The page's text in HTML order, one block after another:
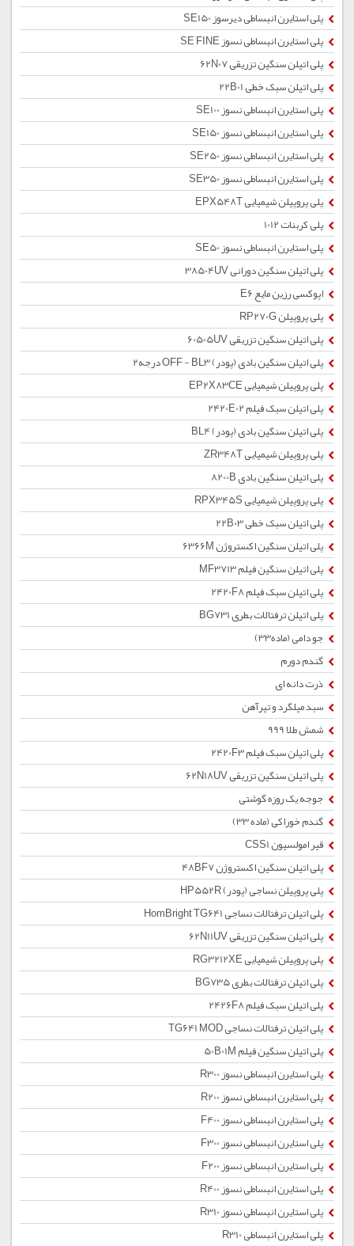
پلی استایرن انبساطی دیرسوز SE150
پلی استایرن انبساطی نسوز SE FINE
پلی اتیلن سنگین تزریقی 62N07
پلی اتیلن سبک خطی 22B01
پلی استایرن انبساطی نسوز SE100
پلی استایرن انبساطی نسوز SE150
پلی استایرن انبساطی نسوز SE250
پلی استایرن انبساطی نسوز SE350
پلی پروپیلن شیمیایی EPX548T
پلی کربنات 1012
پلی استایرن انبساطی نسوز SE50
پلی اتیلن سنگین دورانی 38504UV
اپوکسی رزین مایع E6
پلی پروپیلن RP270G
پلی اتیلن سنگین تزریقی 60505UV
پلی اتیلن سنگین بادی (پودر) OFF - BL3 درجه2
پلی پروپیلن شیمیایی EP2X83CE
پلی اتیلن سبک فیلم 2420E02
پلی اتیلن سنگین بادی (پودر) BL4
پلی پروپیلن شیمیایی ZR348T
پلی اتیلن سنگین بادی 8200B
پلی پروپیلن شیمیایی RPX345S
پلی اتیلن سبک خطی 22B03
پلی اتیلن سنگین اکستروژن 6366M
پلی اتیلن سنگین فیلم MF3713
پلی اتیلن سبک فیلم 2420F8
پلی اتیلن ترفتالات بطری BG731
جو دامی (ماده33)
گندم دورم
ذرت دانه ای
سبد میلگرد و تیرآهن
شمش طلا 999
پلی اتیلن سبک فیلم 2420F3
پلی اتیلن سنگین تزریقی 62N18UV
جوجه یک روزه گوشتی
گندم خوراکی (ماده 33)
قیر امولسیون CSS1
پلی اتیلن سنگین اکستروژن 48BF7
پلی پروپیلن نساجی (پودر) HP552R
پلی اتیلن ترفتالات نساجی HomBright TG641
پلی اتیلن سنگین تزریقی 62N11UV
پلی پروپیلن شیمیایی RG3212XE
پلی اتیلن ترفتالات بطری BG735
پلی اتیلن سبک فیلم 2426F8
پلی اتیلن ترفتالات نساجی TG641 MOD
پلی اتیلن سنگین فیلم 50B01M
پلی استایرن انبساطی نسوز R300
پلی استایرن انبساطی نسوز R200
پلی استایرن انبساطی نسوز F400
پلی استایرن انبساطی نسوز F300
پلی استایرن انبساطی نسوز F200
پلی استایرن انبساطی نسوز R400
پلی استایرن انبساطی نسوز R310
پلی استایرن انبساطی R310